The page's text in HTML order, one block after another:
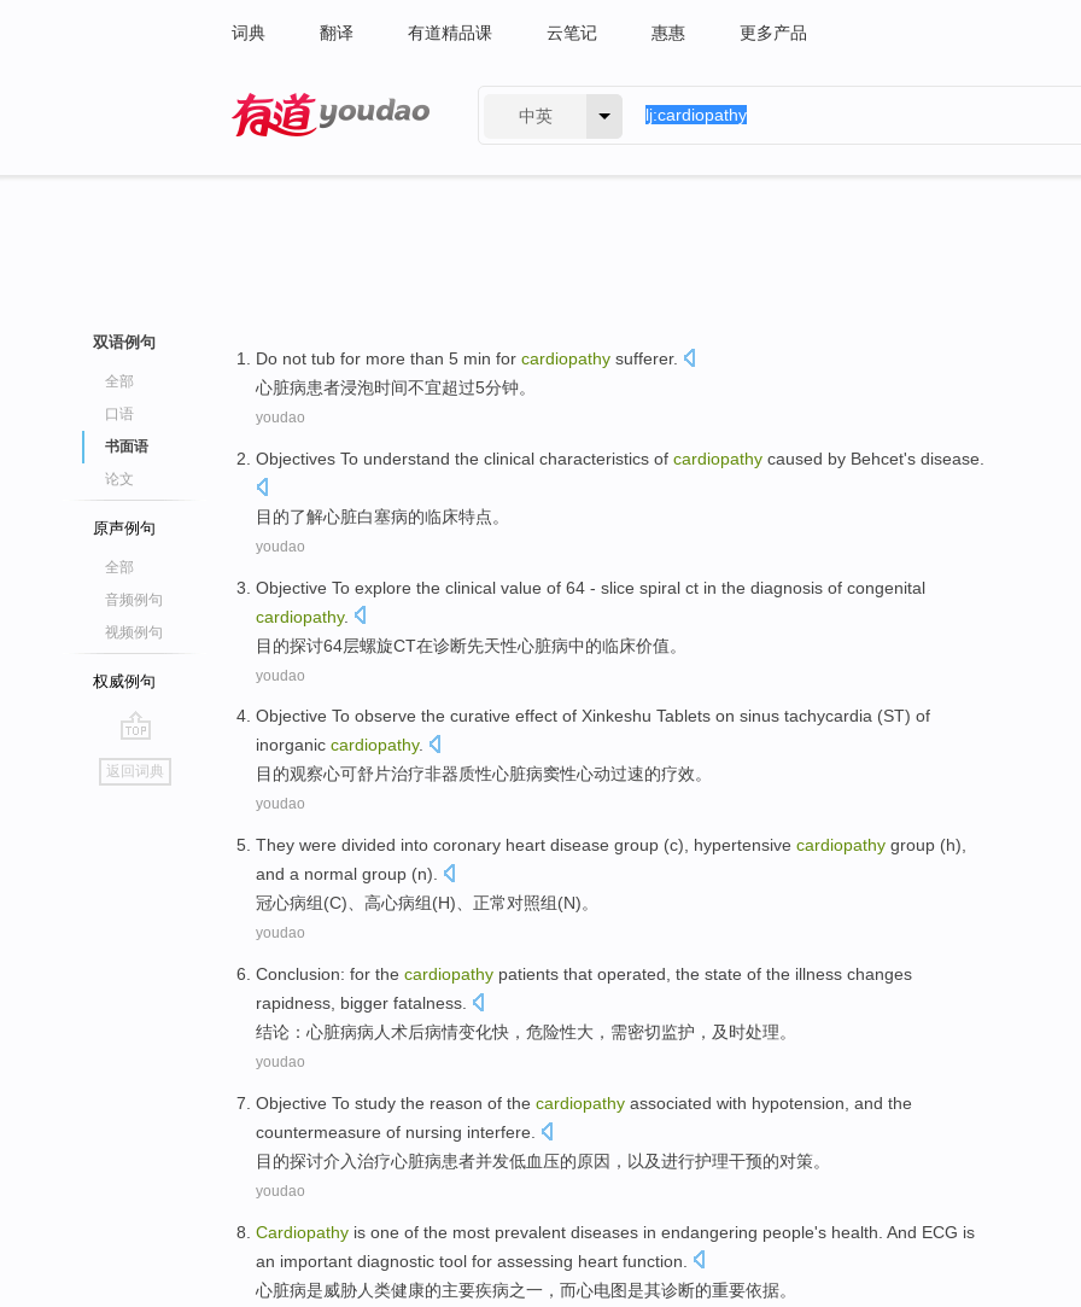
词典 翻译 有道精品课 云笔记 惠惠 更多产品
中英
双语例句
全部
口语
书面语
论文
原声例句
全部
音频例句
视频例句
权威例句
go
top
返回词典
Do not tub for more than 5 min for cardiopathy sufferer.
心脏病患者浸泡时间不宜超过5分钟。
youdao
Objectives To understand the clinical characteristics of cardiopathy caused by Behcet's disease
目的了解心脏白塞病的临床特点。
youdao
Objective To explore the clinical value of 64 - slice spiral ct in the diagnosis of congenital
cardiopathy.
目的探讨64层螺旋CT在诊断先天性心脏病中的临床价值。
youdao
Objective To observe the curative effect of Xinkeshu Tablets on sinus tachycardia (ST) of
inorganic cardiopathy.
目的观察心可舒片治疗非器质性心脏病窦性心动过速的疗效。
youdao
They were divided into coronary heart disease group (c), hypertensive cardiopathy group (h),
and a normal group (n).
冠心病组(C)、高心病组(H)、 正常对照组(N)。
youdao
Conclusion: for the cardiopathy patients that operated, the state of the illness changes
rapidness bigger fatalness
结论 ： 心脏病病人术后病情变化快 ， 危险性大 ，需密切监护，及时处理。
youdao
Objective To study the reason of the cardiopathy associated with hypotension and the
countermeasure of nursing interfere
目的探讨介入治疗心脏病患者并发低血压的原因 ， 以及进行护理干预的对策。
youdao
Cardiopathy is one of the most prevalent diseases in endangering people's health And ECG is
an important diagnostic tool for assessing heart function.
心脏病是威胁人类健康的主要疾病之一 ， 而心电图是其诊断的重要依据。